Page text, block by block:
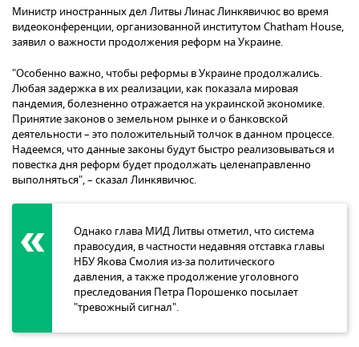
Министр иностранных дел Литвы Линас Линкявичюс во время
видеоконференции, организованной институтом Chatham House,
заявил о важности продолжения реформ на Украине.
"Особенно важно, чтобы реформы в Украине продолжались.
Любая задержка в их реализации, как показала мировая
пандемия, болезненно отражается на украинской экономике.
Принятие законов о земельном рынке и о банковской
деятельности – это положительный толчок в данном процессе.
Надеемся, что данные законы будут быстро реализовываться и
повестка дня реформ будет продолжать целенаправленно
выполняться", – сказал Линкявичюс.
Однако глава МИД Литвы отметил, что система
правосудия, в частности недавняя отставка главы
НБУ Якова Смолия из-за политического
давления, а также продолжение уголовного
преследования Петра Порошенко посылает
"тревожный сигнал".